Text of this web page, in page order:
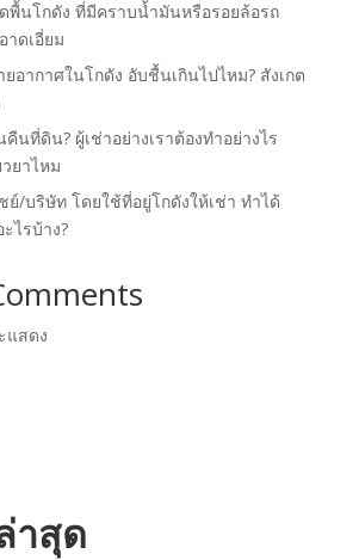
พื้นโกดัง ที่มีคราบน้ำมันหรือรอยล้อรถ
าดเอี่ยม
อากาศในโกดัง อับชื้นเกินไปไหม? สังเกต
คืนที่ดิน? ผู้เช่าอย่างเราต้องทำอย่างไร
ยาไหม
/บริษัท โดยใช้ที่อยู่โกดังให้เช่า ทำได้
ไรบ้าง?
แสดง
าสุด